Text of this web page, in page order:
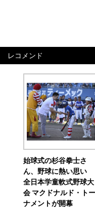
レコメンド
始球式の杉谷拳士さ
ん、野球に熱い思い
全日本学童軟式野球大
会 マクドナルド・トー
ナメントが開幕